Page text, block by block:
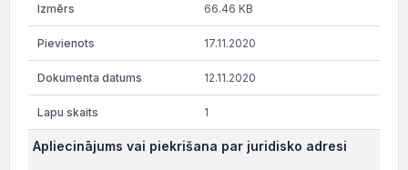
66.46 KB
17.11.2020
12.11.2020
1
Apliecinājums vai piekrišana par juridisko adresi